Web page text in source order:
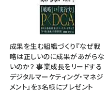
ai (2814)
youtube (2441)
note (2317)
セミナー (2310)
z世代 (1623)
成果を生む組織づくり『なぜ戦
略は正しいのに成果があがらな
いのか？ 事業成長をリードする
デジタルマーケティング・マネジ
メント』を3名様にプレゼント